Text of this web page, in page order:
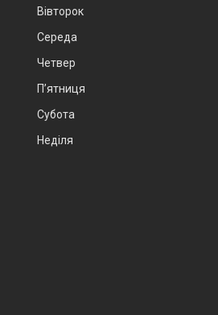
Вівторок
Середа
Четвер
Пʼятниця
Субота
Неділя